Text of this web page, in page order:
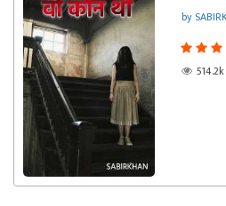
by
514.2k